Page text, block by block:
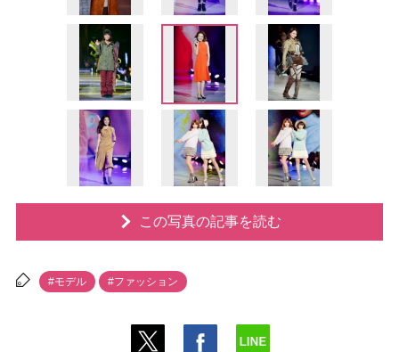
この写真の記事を読む
#モデル #ファッション